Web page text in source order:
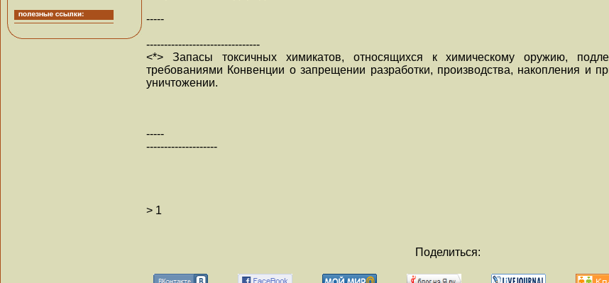
-----
--------------------------------
<*> Запасы токсичных химикатов, относящихся к химическому оружию,
требованиями Конвенции о запрещении разработки, производства, накопления и
уничтожении.
-----
--------------------
> 1
Поделиться: